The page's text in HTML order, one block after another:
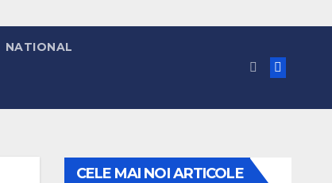
NATIONAL
CELE MAI NOI ARTICOLE